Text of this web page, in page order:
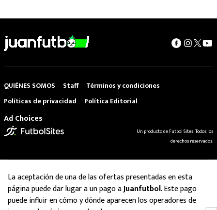
QUIÉNES SOMOS Staff
Términos y condiciones
Políticas de privacidad
Política Editorial
Ad Choices
Un producto de Futbol Sites. Todos los
derechos reservados.
La aceptación de una de las ofertas presentadas en esta
página puede dar lugar a un pago aJuanfutbol. Este pago
puede influir en cómo y dónde aparecen los operadores de